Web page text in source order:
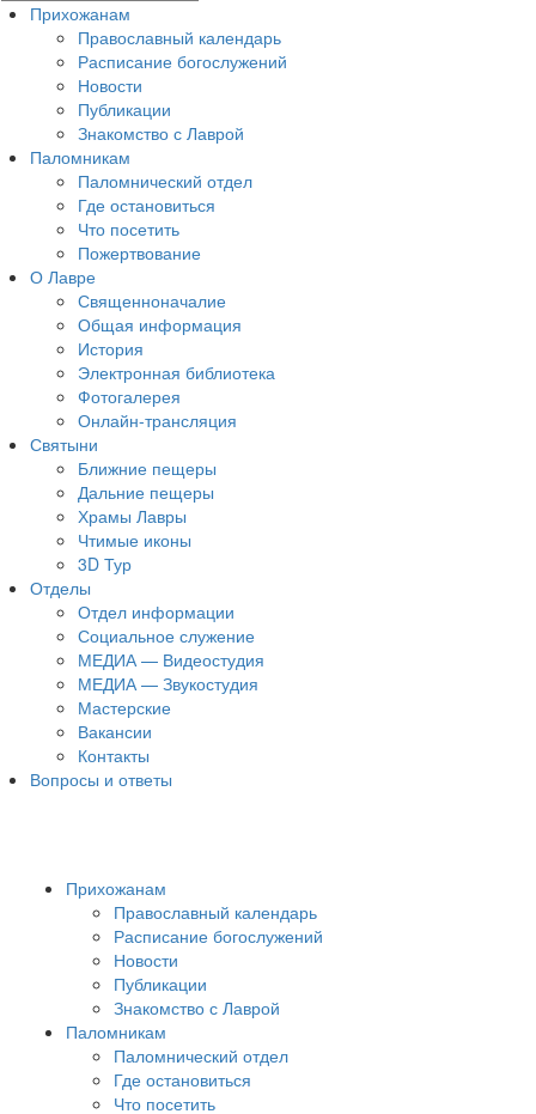
Прихожанам
Православный календарь
Расписание богослужений
Новости
Публикации
Знакомство с Лаврой
Паломникам
Паломнический отдел
Где остановиться
Что посетить
Пожертвование
О Лавре
Священноначалие
Общая информация
История
Электронная библиотека
Фотогалерея
Онлайн-трансляция
Святыни
Ближние пещеры
Дальние пещеры
Храмы Лавры
Чтимые иконы
3D Тур
Отделы
Отдел информации
Социальное служение
МЕДИА — Видеостудия
МЕДИА — Звукостудия
Мастерские
Вакансии
Контакты
Вопросы и ответы
Прихожанам
Православный календарь
Расписание богослужений
Новости
Публикации
Знакомство с Лаврой
Паломникам
Паломнический отдел
Где остановиться
Что посетить